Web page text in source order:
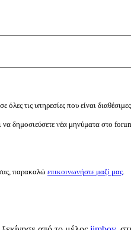
τις υπηρεσίες που είναι
δημοσιεύσετε νέα μηνύματα στο
παρακαλώ επικοινωνήστε μαζί μας.